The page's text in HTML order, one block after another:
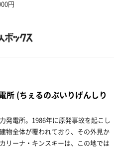
円
所 (ちぇるのぶいりげんしり
発電所。1986年に原発事故を起こし
物全体が覆われており、その外見か
リーナ・キンスキーは、この地では